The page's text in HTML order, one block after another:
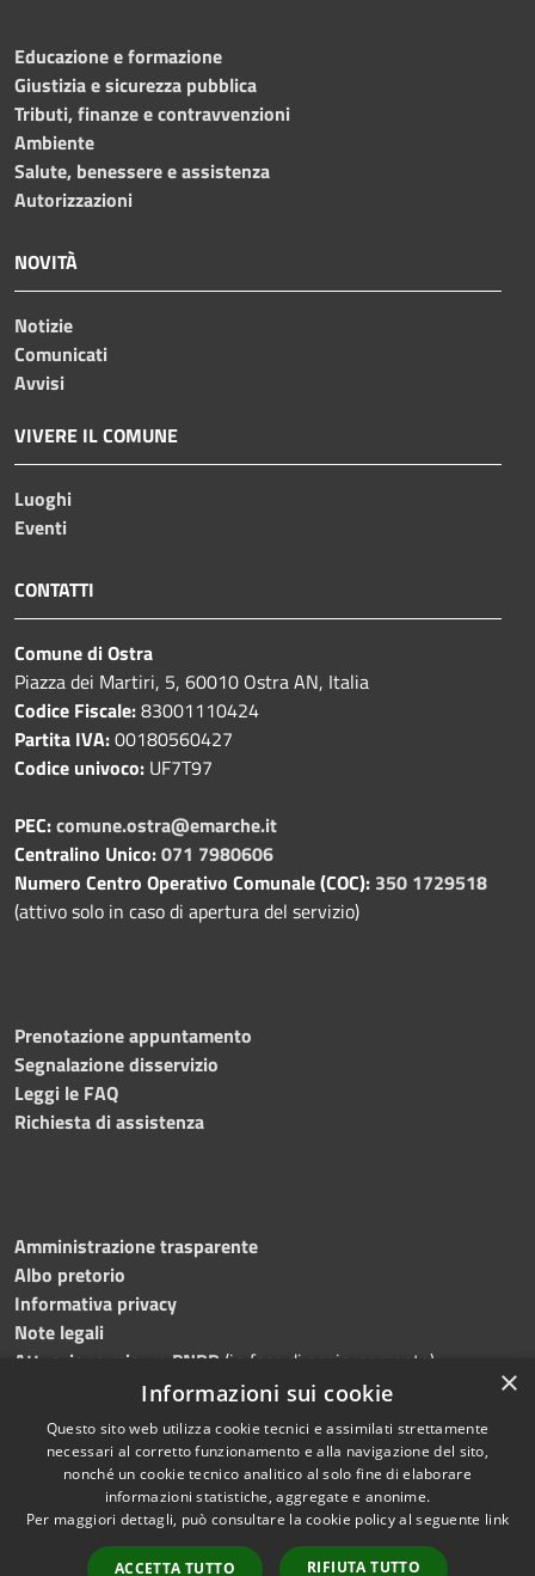
Educazione e formazione
Giustizia e sicurezza pubblica
Tributi, finanze e contravvenzioni
Ambiente
Salute, benessere e assistenza
Autorizzazioni
NOVITÀ
Notizie
Comunicati
Avvisi
VIVERE IL COMUNE
Luoghi
Eventi
CONTATTI
Comune di Ostra
Piazza dei Martiri, 5, 60010 Ostra AN, Italia
Codice Fiscale:83001110424
Partita IVA:00180560427
Codice univoco: UF7T97
PEC:comune.ostra@emarche.it
Centralino Unico:071 7980606
Numero Centro Operativo Comunale (COC): 350 1729518
(attivo solo in caso di apertura del servizio)
Prenotazione appuntamento
Segnalazione disservizio
Leggi le FAQ
Richiesta di assistenza
Amministrazione trasparente
Albo pretorio
Informativa privacy
Note legali
Attuazione misure PNRR (in fase di aggiornamento)
Dichiarazione di accessibilità
Accessibilità
Copyright © 2026 • Comune di
Ostra • Powered by
Municipium• Accesso
×
Informazioni sui cookie
Questo sito web utilizza cookie tecnici e assimilati strettamente
necessari al corretto funzionamento e alla navigazione del sito,
nonché un cookie tecnico analitico al solo fine di elaborare
informazioni statistiche, aggregate e anonime.
Per maggiori dettagli, può consultare la cookie policy al seguente link
ACCETTA TUTTO RIFIUTA TUTTO